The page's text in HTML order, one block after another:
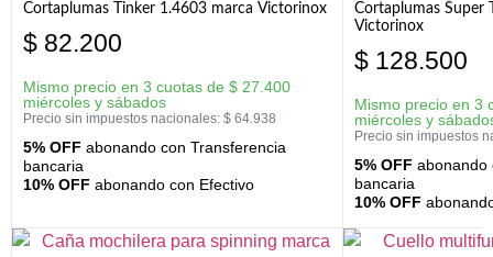
Cortaplumas Tinker 1.4603 marca Victorinox
$ 82.200
Mismo precio en 3 cuotas de $ 27.400
miércoles y sábados
Precio sin impuestos nacionales: $ 64.938
5% OFF abonando con Transferencia
bancaria
10% OFF abonando con Efectivo
Cortaplumas Super
Victorinox
$ 128.500
Mismo precio en 3
miércoles y
Precio sin impuestos
5% OFF abonando
bancaria
10% OFF